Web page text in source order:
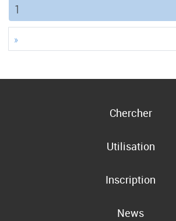
1
»
Chercher
Utilisation
Inscription
News